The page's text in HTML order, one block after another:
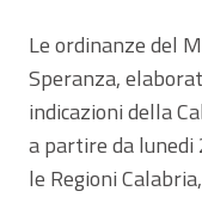
Le ordinanze del
Speranza,
indicazioni della
a partire da lunedi
le Regioni